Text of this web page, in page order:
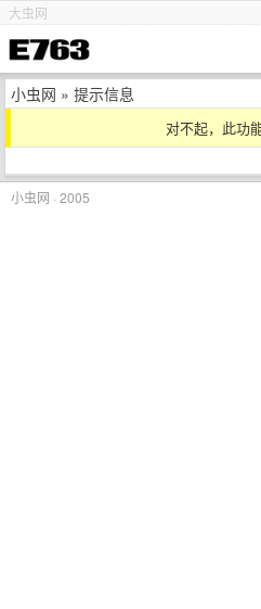
大虫网
小虫网 » 提示信息
对不起，此功
小虫网 · 2005